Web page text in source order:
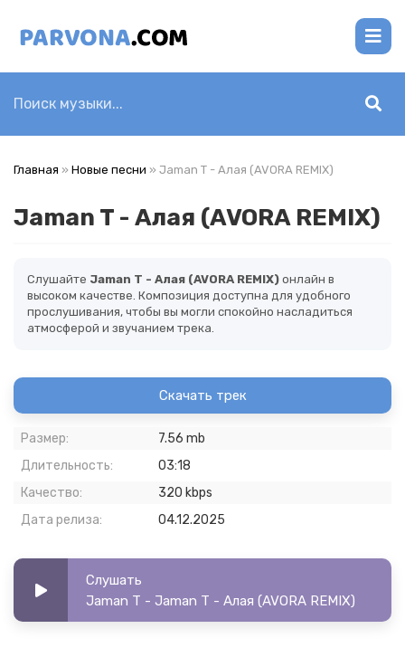
Главная » Новые песни » Jaman T - Алая (AVORA REMIX)
Jaman T - Алая (AVORA REMIX)
Слушайте Jaman T - Алая (AVORA REMIX) онлайн в
высоком качестве. Композиция доступна для удобного
прослушивания, чтобы вы могли спокойно насладиться
атмосферой и звучанием трека.
Скачать трек
Размер:
7.56 mb
Длительность:
03:18
Качество:
320 kbps
Дата релиза:
04.12.2025
Слушать
Jaman T - Jaman T - Алая (AVORA REMIX)